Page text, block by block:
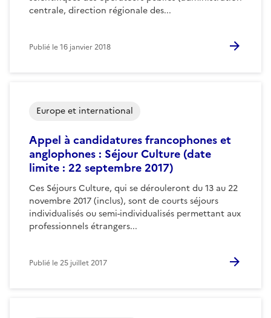
centrale, direction régionale des...
Publié le16 janvier 2018
Appel à candidatures francophones et
anglophones : Séjour Culture (date
limite : 22 septembre 2017)
Ces Séjours Culture, qui se dérouleront du 13 au 22
novembre 2017 (inclus), sont de courts séjours
individualisés ou semi-individualisés permettant aux
professionnels étrangers...
Europe et international
Publié le25 juillet 2017